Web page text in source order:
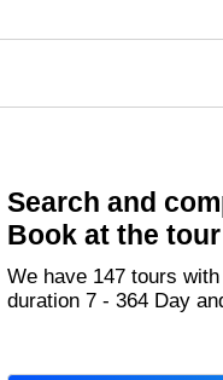
Search and
Book at the
We have 147 tours with Riksja Travel to 0 countries with
duration 7 - 364 Day